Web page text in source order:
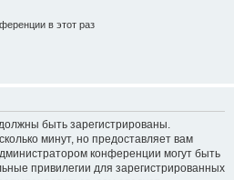
в этот раз
быть зарегистрированы.
минут, но предоставляет вам
конференции могут быть
привилегии для зарегистрированных